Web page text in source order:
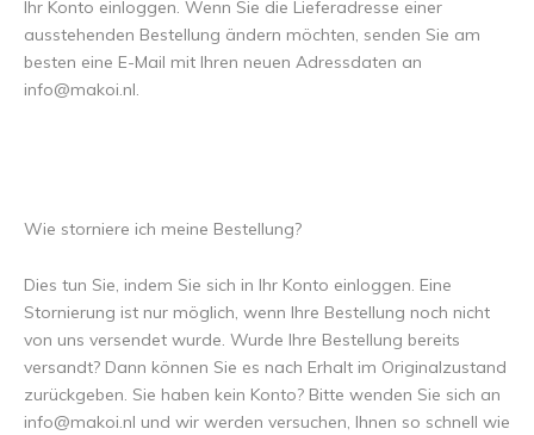
Ihr Konto einloggen. Wenn Sie die Lieferadresse einer
ausstehenden Bestellung ändern möchten, senden Sie am
besten eine E-Mail mit Ihren neuen Adressdaten an
info@makoi.nl.
Wie storniere ich meine Bestellung?
Dies tun Sie, indem Sie sich in Ihr Konto einloggen. Eine
Stornierung ist nur möglich, wenn Ihre Bestellung noch nicht
von uns versendet wurde. Wurde Ihre Bestellung bereits
versandt? Dann können Sie es nach Erhalt im Originalzustand
zurückgeben. Sie haben kein Konto? Bitte wenden Sie sich an
info@makoi.nl und wir werden versuchen, Ihnen so schnell wie